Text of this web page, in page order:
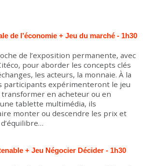
de l’économie + Jeu du marché - 1h30
de l’exposition permanente, avec
pour aborder les concepts clés
les acteurs, la monnaie. À la
participants expérimenteront le jeu
en acheteur ou en
tablette multimédia, ils
monter ou descendre les prix et
+ Jeu Négocier Décider - 1h30